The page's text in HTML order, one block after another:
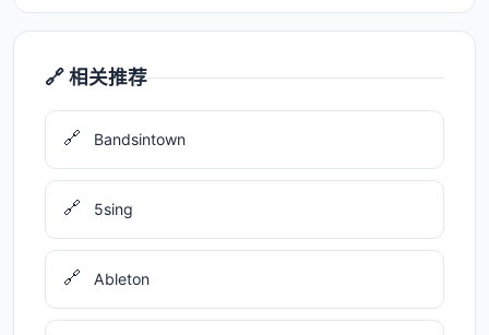
🔗 相关推荐
🔗 Bandsintown
🔗 5sing
🔗 Ableton